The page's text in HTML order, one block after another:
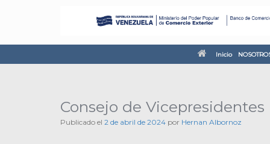
Inicio
Consejo de
Publicado el 2 de abril de 2024 por Hernan Albornoz